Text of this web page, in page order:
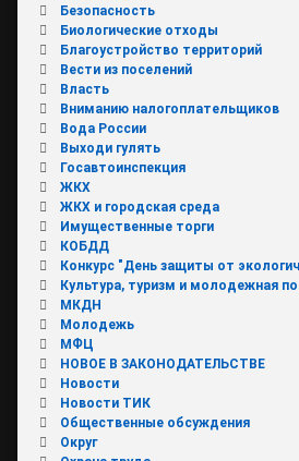
Безопасность
Биологические отходы
Благоустройство территорий
Вести из поселений
Власть
Вниманию налогоплательщиков
Вода России
Выходи гулять
Госавтоинспекция
ЖКХ
ЖКХ и городская среда
Имущественные торги
КОБДД
Конкурс "День защиты от
Культура, туризм и молодежная
МКДН
Молодежь
МФЦ
НОВОЕ В ЗАКОНОДАТЕЛЬСТВЕ
Новости
Новости ТИК
Общественные обсуждения
Округ